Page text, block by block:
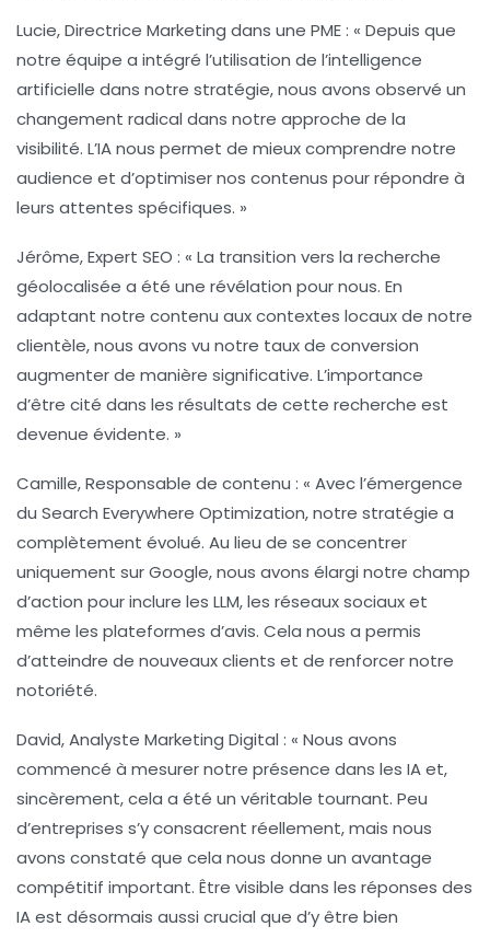
Lucie, Directrice Marketing dans une PME : « Depuis que
notre équipe a intégré l’utilisation de l’intelligence
artificielle dans notre stratégie, nous avons observé un
changement radical dans notre approche de la
visibilité. L’IA nous permet de mieux comprendre notre
audience et d’optimiser nos contenus pour répondre à
leurs attentes spécifiques. »
Jérôme, Expert SEO : « La transition vers la recherche
géolocalisée a été une révélation pour nous. En
adaptant notre contenu aux contextes locaux de notre
clientèle, nous avons vu notre taux de conversion
augmenter de manière significative. L’importance
d’être cité dans les résultats de cette recherche est
devenue évidente. »
Camille, Responsable de contenu : « Avec l’émergence
du Search Everywhere Optimization, notre stratégie a
complètement évolué. Au lieu de se concentrer
uniquement sur Google, nous avons élargi notre champ
d’action pour inclure les LLM, les réseaux sociaux et
même les plateformes d’avis. Cela nous a permis
d’atteindre de nouveaux clients et de renforcer notre
notoriété.
David, Analyste Marketing Digital : « Nous avons
commencé à mesurer notre présence dans les IA et,
sincèrement, cela a été un véritable tournant. Peu
d’entreprises s’y consacrent réellement, mais nous
avons constaté que cela nous donne un avantage
compétitif important. Être visible dans les réponses des
IA est désormais aussi crucial que d’y être bien